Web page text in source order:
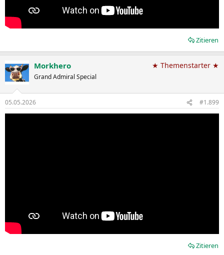
Zitieren
Morkhero
Grand Admiral Special
★ Themenstarter ★
05.05.2026 #1.899
Zitieren